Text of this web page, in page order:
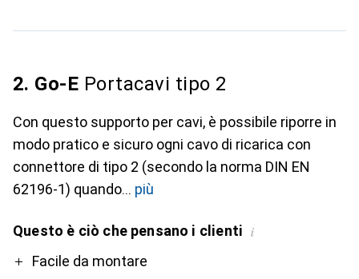
2. Go-E Portacavi tipo 2
Con questo supporto per cavi, è possibile riporre in
modo pratico e sicuro ogni cavo di ricarica con
connettore di tipo 2 (secondo la norma DIN EN
62196-1) quando
più
Questo è ciò che pensano i clienti i
ProFacile da montare